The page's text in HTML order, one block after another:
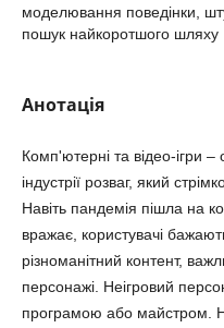
моделювання поведінки,
пошук найкоротшого шляху
Анотація
Комп'ютерні та відео-ігри
індустрії розваг, який
Навіть пандемія пішла на
вражає, користувачі
різноманітний контент,
персонажі. Неігровий
програмою або майстром.